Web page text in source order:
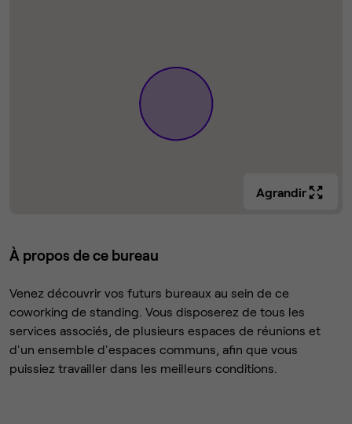
Agrandir
À propos de ce bureau
Venez découvrir vos futurs bureaux au sein de ce
coworking de standing. Vous disposerez de tous les
services associés, de plusieurs espaces de réunions et
d'un ensemble d'espaces communs, afin que vous
puissiez travailler dans les meilleurs conditions.